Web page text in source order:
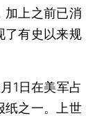
加上之前已消
了有史以来规
1日在美军占
纸之一。上世